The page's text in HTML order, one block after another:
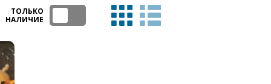
ТОЛЬКО
НАЛИЧИЕ